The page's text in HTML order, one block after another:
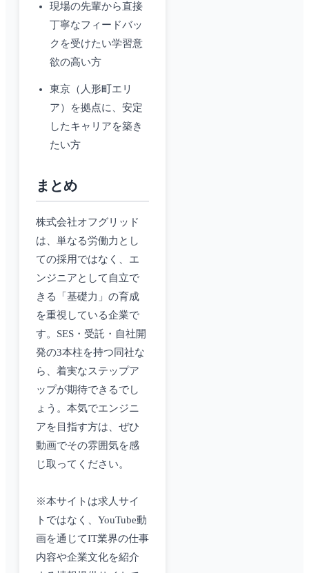
現場の先輩から直接
丁寧なフィードバッ
クを受けたい学習意
欲の高い方
東京（人形町エリ
ア）を拠点に、安定
したキャリアを築き
たい方
まとめ
株式会社オフグリッド
は、単なる労働力とし
ての採用ではなく、エ
ンジニアとして自立で
きる「基礎力」の育成
を重視している企業で
す。SES・受託・自社開
発の3本柱を持つ同社な
ら、着実なステップア
ップが期待できるでし
ょう。本気でエンジニ
アを目指す方は、ぜひ
動画でその雰囲気を感
じ取ってください。
※本サイトは求人サイ
トではなく、YouTube動
画を通じてIT業界の仕事
内容や企業文化を紹介